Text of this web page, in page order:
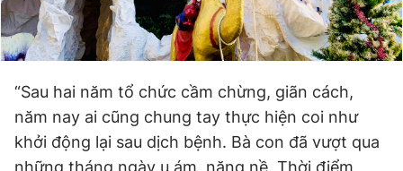
“Sau hai năm tổ chức cầm chừng, giãn cách,
năm nay ai cũng chung tay thực hiện coi như
khởi động lại sau dịch bệnh. Bà con đã vượt qua
những tháng ngày u ám, nặng nề. Thời điểm